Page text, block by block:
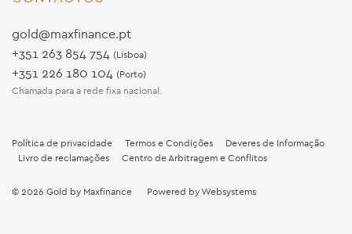
gold@maxfinance.pt
+351 263 854 754 (Lisboa)
+351 226 180 104 (Porto)
Chamada para a rede fixa nacional.
Política de privacidade Termos e Condições
Deveres de Informação
Livro de reclamações
Centro de Arbitragem e Conflitos
© 2026 Gold by Maxfinance Powered byWebsystems